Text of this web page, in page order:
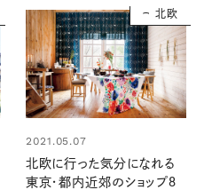
北欧
2021.05.07
北欧に行った気分になれる
東京・都内近郊のショップ８